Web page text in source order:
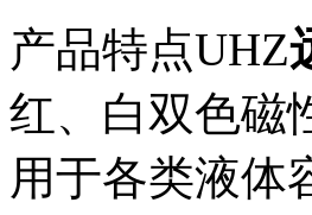
产品特点UHZ
红、白双色磁
用于各类液体